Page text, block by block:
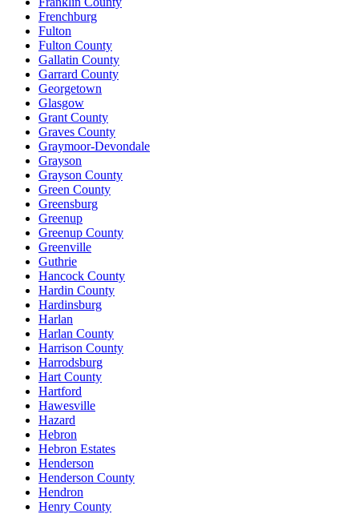
Frenchburg
Fulton
Fulton County
Gallatin County
Garrard County
Georgetown
Glasgow
Grant County
Graves County
Graymoor-Devondale
Grayson
Grayson County
Green County
Greensburg
Greenup
Greenup County
Greenville
Guthrie
Hancock County
Hardin County
Hardinsburg
Harlan
Harlan County
Harrison County
Harrodsburg
Hart County
Hartford
Hawesville
Hazard
Hebron
Hebron Estates
Henderson
Henderson County
Hendron
Henry County